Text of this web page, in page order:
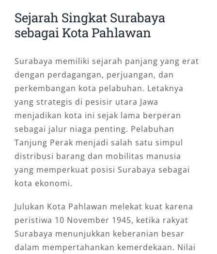
Sejarah Singkat Surabaya
sebagai Kota Pahlawan
Surabaya memiliki sejarah panjang yang erat
dengan perdagangan, perjuangan, dan
perkembangan kota pelabuhan. Letaknya
yang strategis di pesisir utara Jawa
menjadikan kota ini sejak lama berperan
sebagai jalur niaga penting. Pelabuhan
Tanjung Perak menjadi salah satu simpul
distribusi barang dan mobilitas manusia
yang memperkuat posisi Surabaya sebagai
kota ekonomi.
Julukan Kota Pahlawan melekat kuat karena
peristiwa 10 November 1945, ketika rakyat
Surabaya menunjukkan keberanian besar
dalam mempertahankan kemerdekaan. Nilai